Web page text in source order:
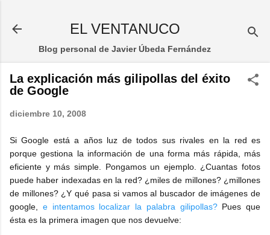
EL VENTANUCO
Blog personal de Javier Úbeda Fernández
La explicación más gilipollas del éxito
de Google
diciembre 10, 2008
Si Google está a años luz de todos sus rivales en la red es
porque gestiona la información de una forma más rápida, más
eficiente y más simple. Pongamos un ejemplo. ¿Cuantas fotos
puede haber indexadas en la red? ¿miles de millones? ¿millones
de millones? ¿Y qué pasa si vamos al buscador de imágenes de
google, e intentamos localizar la palabra gilipollas?Pues que
ésta es la primera imagen que nos devuelve: